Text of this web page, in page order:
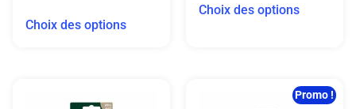
Choix des options
Choix des options
Promo !